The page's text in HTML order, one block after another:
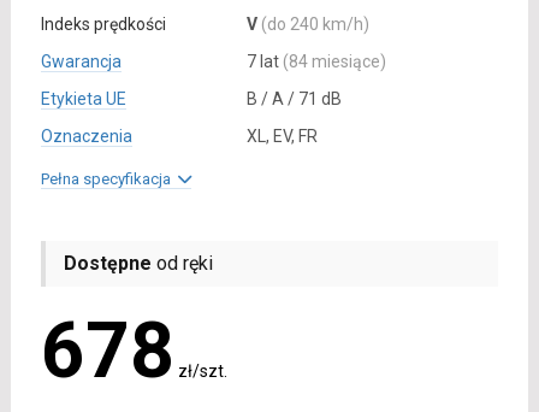
Indeks prędkości
V (do 240 km/h)
Gwarancja
7 lat (84 miesiące)
Etykieta UE
B / A / 71 dB
Oznaczenia
XL, EV, FR
Pełna specyfikacja
Dostępne od ręki
678 zł/szt.